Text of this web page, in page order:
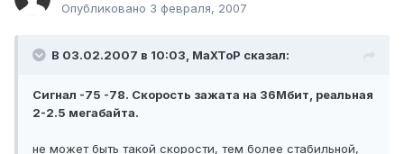
Опубликовано 3 февраля, 2007
В 03.02.2007 в 10:03, MaXToP сказал:
Сигнал -75 -78. Скорость зажата на 36Мбит, реальная
2-2.5 мегабайта.
не может быть такой скорости, тем более стабильной,